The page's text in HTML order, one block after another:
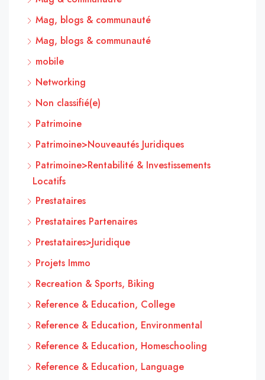
Mag, blogs & communauté
Mag, blogs & communauté
mobile
Networking
Non classifié(e)
Patrimoine
Patrimoine>Nouveautés Juridiques
Patrimoine>Rentabilité & Investissements
Locatifs
Prestataires
Prestataires Partenaires
Prestataires>Juridique
Projets Immo
Recreation & Sports, Biking
Reference & Education, College
Reference & Education, Environmental
Reference & Education, Homeschooling
Reference & Education, Language